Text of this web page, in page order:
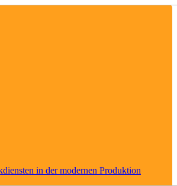
in der modernen Produktion